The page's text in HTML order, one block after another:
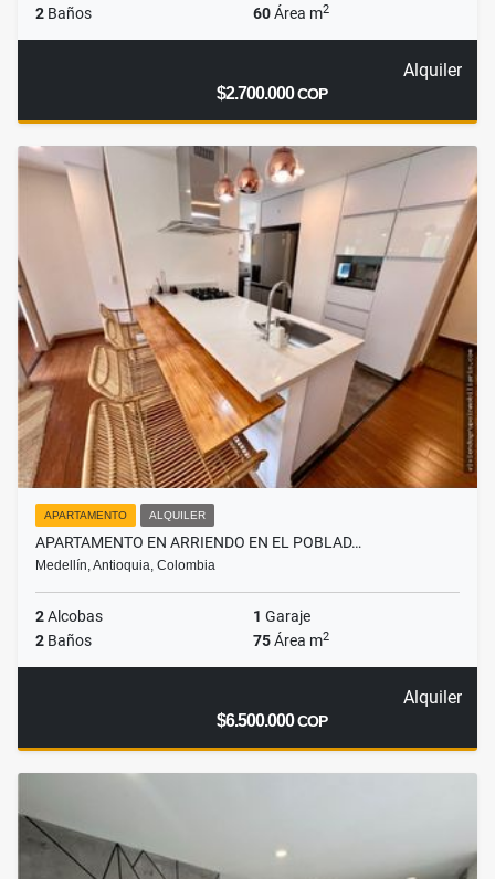
2 Baños 60Área m2
Alquiler
$2.700.000COP
APARTAMENTO ALQUILER
APARTAMENTO EN ARRIENDO EN EL POBLAD…
Medellín, Antioquia, Colombia
2Alcobas 1 Garaje
2 Baños 75Área m2
Alquiler
$6.500.000COP